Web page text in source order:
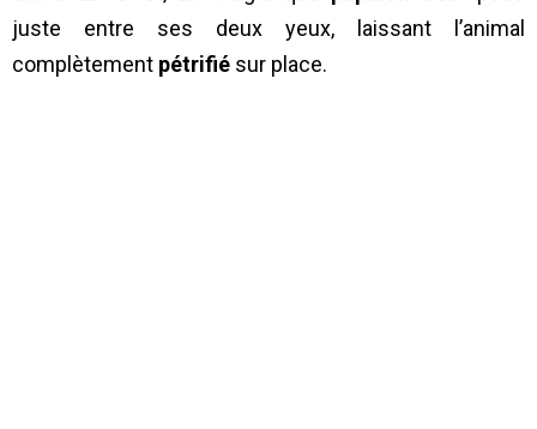
juste entre ses deux yeux, laissant l’animal
complètement pétrifié sur place.